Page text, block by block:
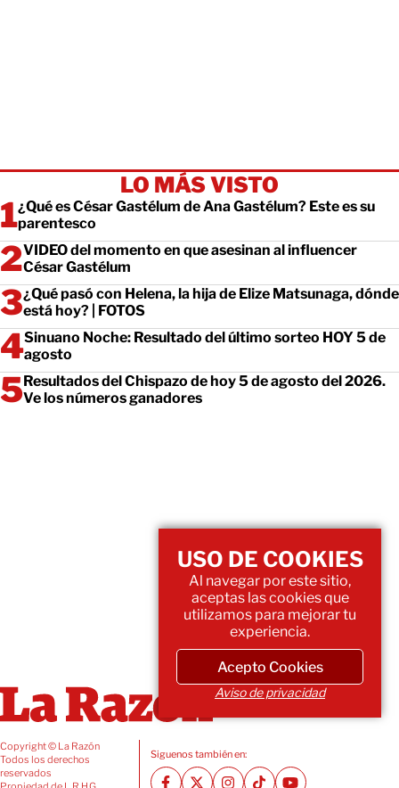
LO MÁS VISTO
¿Qué es César Gastélum de Ana Gastélum? Este es su
parentesco
VIDEO del momento en que asesinan al influencer
César Gastélum
¿Qué pasó con Helena, la hija de Elize Matsunaga, dónde
está hoy? | FOTOS
Sinuano Noche: Resultado del último sorteo HOY 5 de
agosto
Resultados del Chispazo de hoy 5 de agosto del 2026.
Ve los números ganadores
Copyright © La Razón
Todos los derechos
reservados
Siguenos también en:
USO DE COOKIES
Al navegar por este sitio,
aceptas las cookies que
utilizamos para mejorar tu
experiencia.
Acepto Cookies
Aviso de privacidad